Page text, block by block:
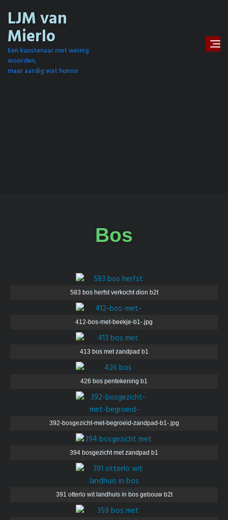
LJM van
Mierlo
Een kunstenaar met weinig
woorden,
Bos
583 bos herfst verkocht dion b2t
412-bos-met-beekje-b1-.jpg
413 bos met zandpad b1
426 bos pentekening b1
392-bosgezicht-met-begroeid-zandpad-b1-.jpg
394 bosgezicht met zandpad b1
391 otterlo wit landhuis in bos gebouw b2t